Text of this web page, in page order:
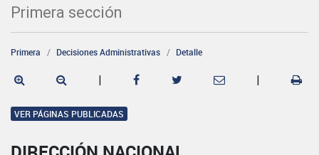
Primera sección
Primera Decisiones Administrativas Detalle
| |
VER PÁGINAS PUBLICADAS